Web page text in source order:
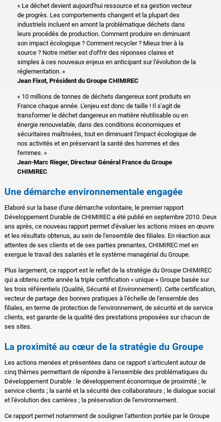
« Le déchet devient aujourd'hui ressource et sa gestion vecteur
de progrès. Les comportements changent et la plupart des
industriels incluent en amont la problématique déchets dans
leurs procédés de production. Comment produire en diminuant
son impact écologique ? Comment recycler ? Mieux trier à la
source ? Notre métier est d'offrir des réponses claires et
simples à ces nouveaux enjeux en anticipant sur l'évolution de la
réglementation. »
Jean Fixot, Président du Groupe CHIMIREC
« 10 millions de tonnes de déchets dangereux sont produits en
France chaque année. L'enjeu est donc de taille ! Il s'agit de
transformer le déchet dangereux en matière réutilisable ou en
énergie renouvelable, dans des conditions économiques et
sécuritaires maîtrisées, tout en diminuant l'impact écologique de
nos activités et en préservant la santé des hommes et des
femmes. »
Jean-Marc Rieger, Directeur Général France du Groupe
CHIMIREC
Une démarche environnementale engagée
Elaboré sur la base d'une démarche volontaire, le premier rapport
Développement Durable de CHIMIREC a été publié en septembre 2010. Deux
ans après, ce nouveau rapport permet d'évaluer les actions mises en œuvre
et les résultats obtenus, au sein de l'ensemble des filiales. En réaction aux
attentes de ses clients et de ses parties prenantes, CHIMIREC met en
exergue le travail des salariés et le système managérial du Groupe.
Plus largement, ce rapport est le reflet de la stratégie du Groupe CHIMIREC
qui a obtenu cette année la triple certification « unique » Groupe basée sur
les trois référentiels (Qualité, Sécurité et Environnement). Cette certification,
vecteur de partage des bonnes pratiques à l'échelle de l'ensemble des
filiales, en terme de protection de l'environnement, de sécurité et de service
clients, est garante de la qualité des prestations proposées sur chacun de
ses sites.
La proximité au cœur de la stratégie du Groupe
Les actions menées et présentées dans ce rapport s'articulent autour de
cinq thèmes permettant de répondre à l'ensemble des problématiques du
Développement Durable : le développement économique de proximité ; le
service clients ; la santé et la sécurité des collaborateurs ; le dialogue social
et l'évolution des carrières ; la préservation de l'environnement.
Ce rapport permet notamment de souligner l'attention portée par le Groupe